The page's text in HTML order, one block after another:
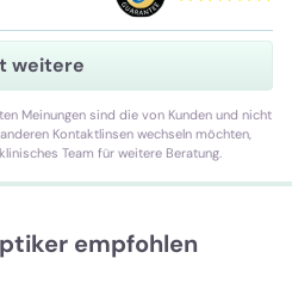
weitere
Meinungen sind die von Kunden und nicht
Kontaktlinsen wechseln möchten,
Team für weitere Beratung.
empfohlen